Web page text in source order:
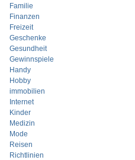
Familie
Finanzen
Freizeit
Geschenke
Gesundheit
Gewinnspiele
Handy
Hobby
immobilien
Internet
Kinder
Medizin
Mode
Reisen
Richtlinien